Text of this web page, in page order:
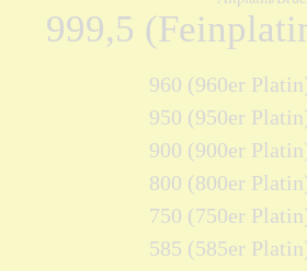
999,5
960 (960er
950 (950er
900 (900er
800 (800er
750 (750er
585 (585er